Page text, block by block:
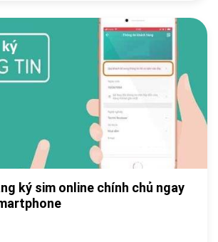
ký sim online chính chủ ngay